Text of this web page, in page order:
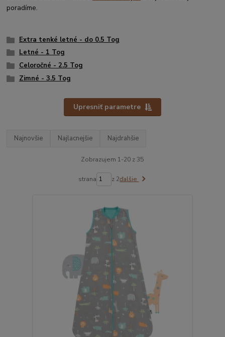
poradíme.
Extra tenké letné - do 0.5 Tog
Letné - 1 Tog
Celoročné - 2.5 Tog
Zimné - 3.5 Tog
Upresniť parametre
Najnovšie Najlacnejšie Najdrahšie
Zobrazujem 1-20 z 35
strana z 2ďalšie